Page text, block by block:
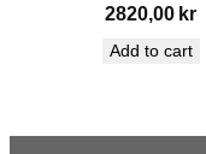
2820,00 kr
Add to cart